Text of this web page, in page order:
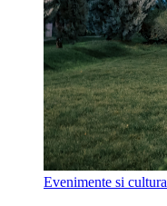
Evenimente si cultura